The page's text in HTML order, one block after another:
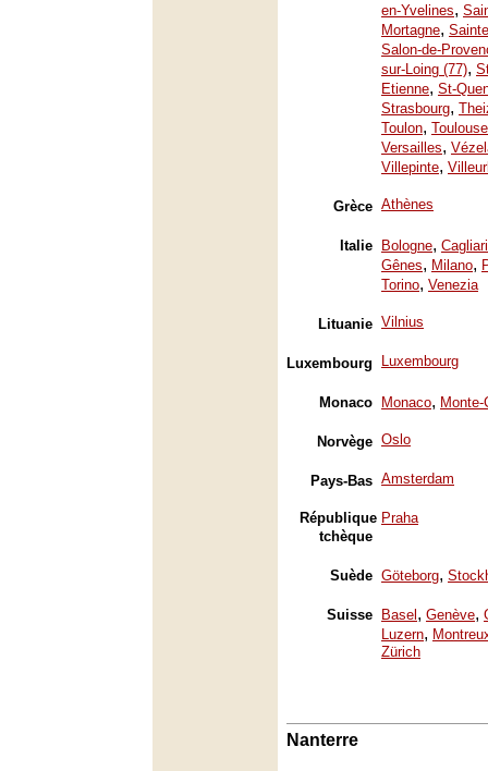
en-Yvelines,
Mortagne,
Salon-de-
sur-Loing (77),
Etienne, St-
Strasbourg,
Toulon, Toulouse
Versailles,
Villepinte,
Grèce Athènes
Italie Bologne, Cagliari
Gênes, Milano,
Torino, Venezia
Lituanie Vilnius
Luxembourg Luxembourg
Monaco Monaco, Monte-
Norvège Oslo
Pays-Bas Amsterdam
République
tchèque
Praha
Suède Göteborg,
Suisse Basel , Genève,
Luzern,
Zürich
Nanterre